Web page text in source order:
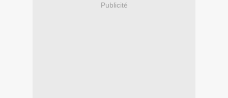
Publicité